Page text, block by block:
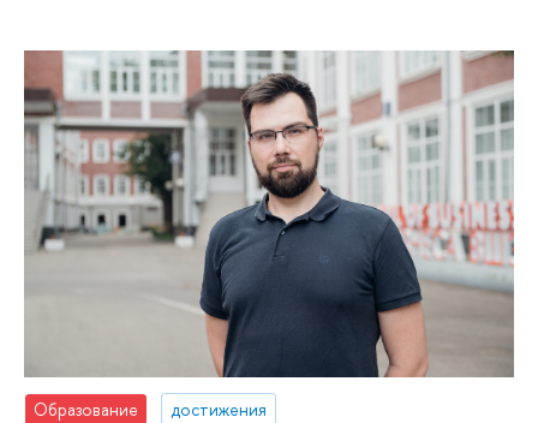
Образование
достижения